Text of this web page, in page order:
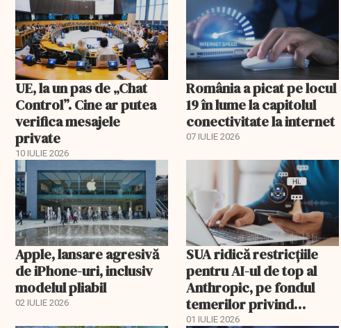
UE, la un pas de „Chat
Control”. Cine ar putea
verifica mesajele
private
10 IULIE 2026
România a picat pe locul
19 în lume la capitolul
conectivitate la internet
07 IULIE 2026
Apple, lansare agresivă
de iPhone-uri, inclusiv
modelul pliabil
02 IULIE 2026
SUA ridică restricțiile
pentru AI-ul de top al
Anthropic, pe fondul
temerilor privind
„armele nucleare
01 IULIE 2026